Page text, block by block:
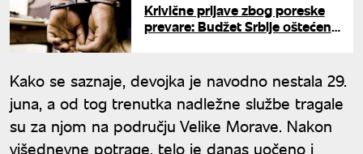
Krivične prijave zbog poreske
prevare: Budžet Srbije oštećen
Kako se saznaje, devojka je navodno nestala 29.
juna, a od tog trenutka nadležne službe tragale
su za njom na području Velike Morave. Nakon
višednevne potrage, telo je danas uočeno i